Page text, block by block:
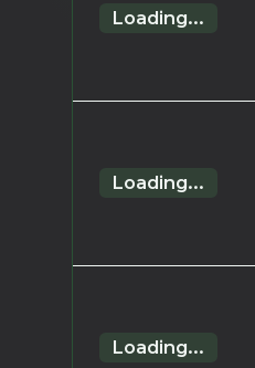
Loading...
Loading...
Loading...